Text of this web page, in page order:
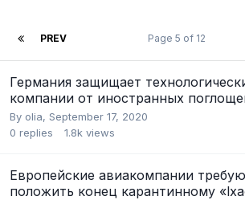
PREV Page 5 of 12
Германия защищает
компании от иностранных
By olia, September 17, 2020
0 replies 1.8k views
Европейские авиакомпании
положить конец карантинному